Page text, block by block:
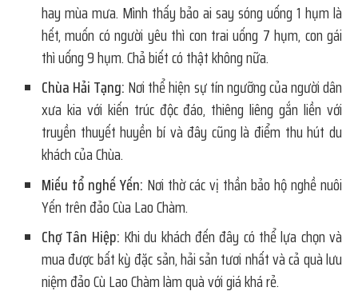
hay mùa mưa. Mình thấy bảo ai say sóng uống 1 hụm là
hết, muốn có người yêu thì con trai uống 7 hụm, con gái
thì uống 9 hụm. Chả biết có thật không nữa.
Chùa Hải Tạng: Nơi thể hiện sự tín ngưỡng của người dân
xưa kia với kiến trúc độc đáo, thiêng liêng gắn liền với
truyền thuyết huyền bí và đây cũng là điểm thu hút du
khách của Chùa.
Miếu tổ nghế Yến: Nơi thờ các vị thần bảo hộ nghề nuôi
Yến trên đảo Cùa Lao Chàm.
Chợ Tân Hiệp: Khi du khách đến đây có thể lựa chọn và
mua được bất kỳ đặc sản, hải sản tươi nhất và cả quà lưu
niệm đảo Cù Lao Chàm làm quà với giá khá rẻ.